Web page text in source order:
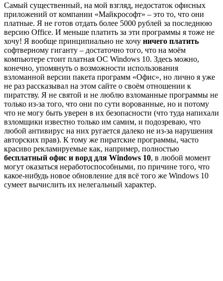
Самый существенный, на мой взгляд, недостаток офисных
приложений от компании «Майкрософт» – это то, что они
платные. Я не готов отдать более 5000 рублей за последнюю
версию Office. И меньше платить за эти программы я тоже не
хочу! Я вообще принципиально не хочу ничего платить
софтверному гиганту – достаточно того, что на моём
компьютере стоит платная ОС Windows 10. Здесь можно,
конечно, упомянуть о возможности использования
взломанной версии пакета программ «Офис», но лично я уже
не раз рассказывал на этом сайте о своём отношении к
пиратству. Я не святой и не люблю взломанные программы не
только из-за того, что они по сути ворованные, но и потому
что не могу быть уверен в их безопасности (что туда напихали
взломщики известно только им самим, и подозреваю, что
любой антивирус на них ругается далеко не из-за нарушения
авторских прав). К тому же пиратские программы, часто
красиво рекламируемые как, например, полностью
бесплатный офис и ворд для Windows 10, в любой момент
могут оказаться неработоспособными, по причине того, что
какое-нибудь новое обновление для всё того же Windows 10
сумеет вычислить их нелегальный характер.